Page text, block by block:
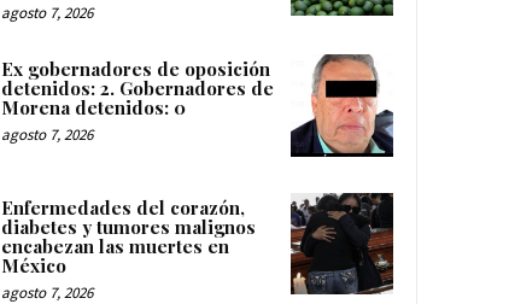
agosto 7, 2026
Ex gobernadores de oposición
detenidos: 2. Gobernadores de
Morena detenidos: 0
agosto 7, 2026
Enfermedades del corazón,
diabetes y tumores malignos
encabezan las muertes en
México
agosto 7, 2026